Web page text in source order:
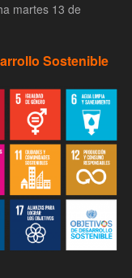
martes 13 de
Sostenible